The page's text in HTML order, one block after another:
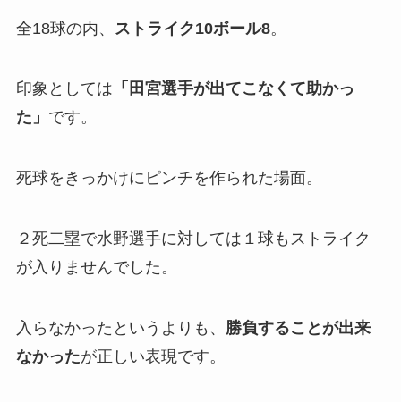
全18球の内、 ストライク10ボール8。
印象としては 「田宮選手が出てこなくて助かっ
た」 です。
死球をきっかけにピンチを作られた場面。
２死二塁で水野選手に対しては１球もストライク
が入りませんでした。
入らなかったというよりも、 勝負することが出来
なかったが正しい表現です。